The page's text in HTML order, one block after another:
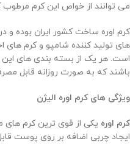
می توانند از خواص این کرم مرطوب
کرم اوره ساخت کشور ایران بوده
های تولید کننده شامپو و کرم
باشند که به صورت روزانه قابل
ویژگی های کرم اوره الیژن
کرم اوره یکی از قوی ترین کرم
ایجاد چربی اضافه بر روی پوست